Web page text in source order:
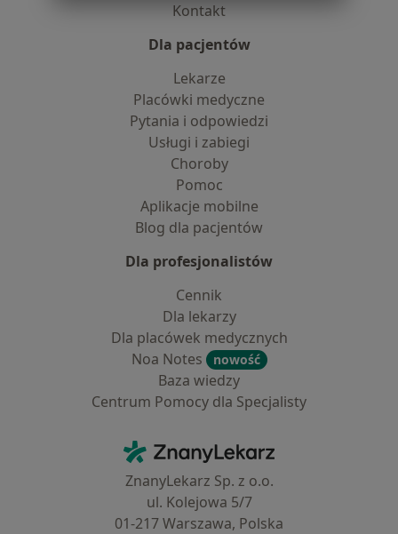
Kontakt
Dla pacjentów
Lekarze
Placówki medyczne
Pytania i odpowiedzi
Usługi i zabiegi
Choroby
Pomoc
Aplikacje mobilne
Blog dla pacjentów
Dla profesjonalistów
Cennik
Dla lekarzy
Dla placówek medycznych
Noa Notes
nowość
Baza wiedzy
Centrum Pomocy dla Specjalisty
ZnanyLekarz - Strona główna
ZnanyLekarz Sp. z o.o.
ul. Kolejowa 5/7
01-217 Warszawa, Polska